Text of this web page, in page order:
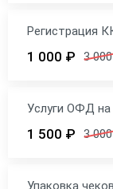
Регистрация
1 000 ₽ 3
Услуги ОФД на
1 500 ₽ 3
Упаковка